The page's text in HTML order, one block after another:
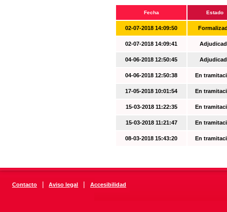
Fecha Estado
02-07-2018 14:09:50
02-07-2018 14:09:41
04-06-2018 12:50:45
04-06-2018 12:50:38 En
17-05-2018 10:01:54 En
15-03-2018 11:22:35 En
15-03-2018 11:21:47 En
08-03-2018 15:43:20 En
Contacto | Aviso legal | Accesibilidad